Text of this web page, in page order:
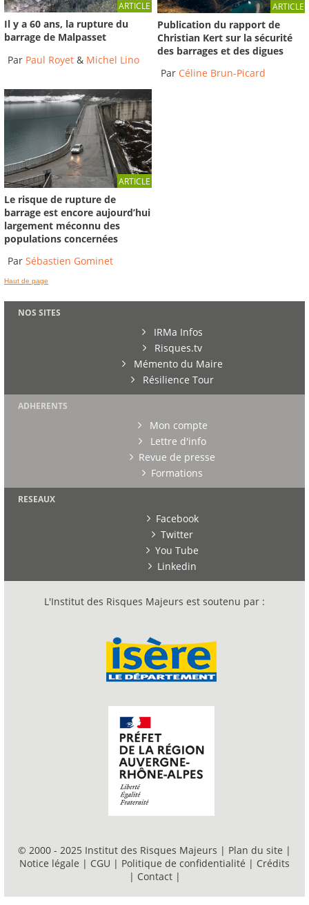
ARTICLE
Il y a 60 ans, la rupture du
barrage de Malpasset
Par Paul Royet & Michel Lino
ARTICLE
Publication du rapport de
Christian Kert sur la sécurité
des barrages et des digues
Par Céline Brun-Picard
ARTICLE
Le risque de rupture de
barrage est encore aujourd’hui
largement méconnu des
populations concernées
Par Sébastien Gominet
Haut de page
NOS SITES
IRMa Infos
Risques.tv
Mémento du Maire
Résilience Tour
ADHERENTS
Mon compte
Lettre d'info
Revue de presse
Formations
RESEAUX
Facebook
Twitter
You Tube
Linkedin
L'Institut des Risques Majeurs est soutenu par :
© 2000 - 2025 Institut des Risques Majeurs | Plan du site |
Notice légale | CGU | Politique de confidentialité | Crédits
| Contact |